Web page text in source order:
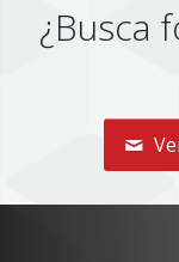
¿Busca